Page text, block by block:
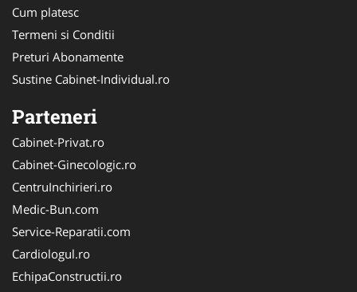
Cum platesc
Termeni si Conditii
Preturi Abonamente
Sustine Cabinet-Individual.ro
Parteneri
Cabinet-Privat.ro
Cabinet-Ginecologic.ro
CentruInchirieri.ro
Medic-Bun.com
Service-Reparatii.com
Cardiologul.ro
EchipaConstructii.ro